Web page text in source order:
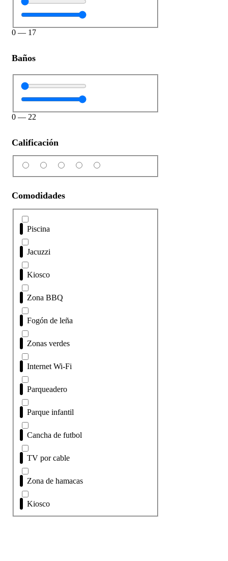
0 — 17
Baños
0 — 22
Calificación
Comodidades
Piscina
Jacuzzi
Kiosco
Zona BBQ
Fogón de leña
Zonas verdes
Internet Wi-Fi
Parqueadero
Parque infantil
Cancha de futbol
TV por cable
Zona de hamacas
Kiosco